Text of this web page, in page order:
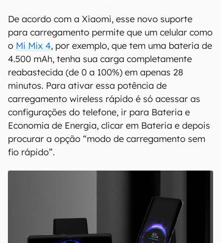
De acordo com a Xiaomi, esse novo suporte
para carregamento permite que um celular como
o Mi Mix 4, por exemplo, que tem uma bateria de
4.500 mAh, tenha sua carga completamente
reabastecida (de 0 a 100%) em apenas 28
minutos. Para ativar essa potência de
carregamento wireless rápido é só acessar as
configurações do telefone, ir para Bateria e
Economia de Energia, clicar em Bateria e depois
procurar a opção “modo de carregamento sem
fio rápido”.